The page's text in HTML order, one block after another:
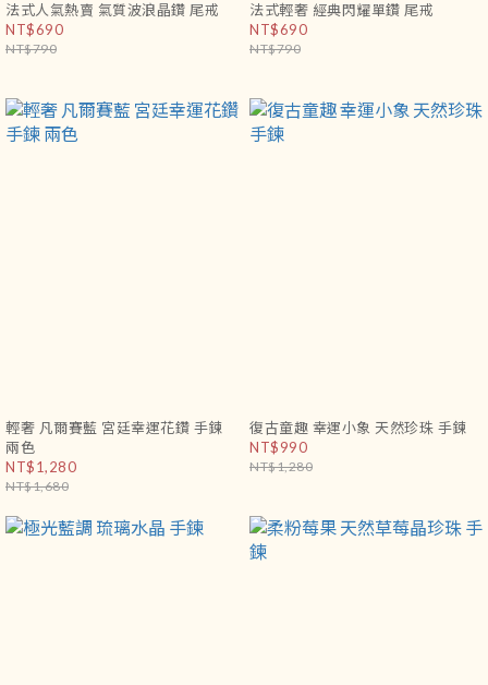
法式人氣熱賣 氣質波浪晶鑽 尾戒
NT$690
NT$790
法式輕奢 經典閃耀單鑽 尾戒
NT$690
NT$790
輕奢 凡爾賽藍 宮廷幸運花鑽 手鍊
兩色
NT$1,280
NT$1,680
復古童趣 幸運小象 天然珍珠 手鍊
NT$990
NT$1,280